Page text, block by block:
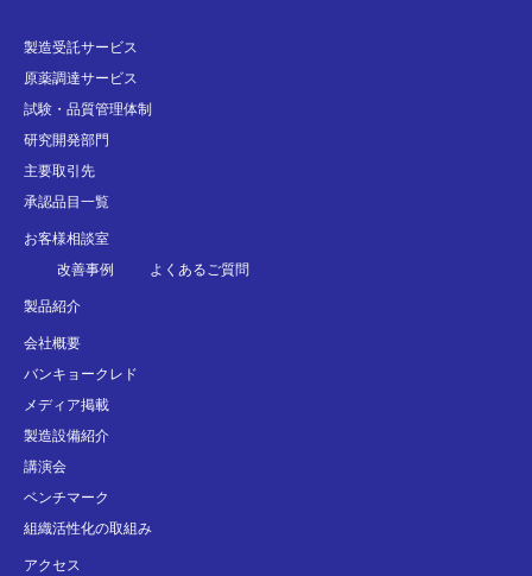
製造受託サービス
原薬調達サービス
試験・品質管理体制
研究開発部門
主要取引先
承認品目一覧
お客様相談室
改善事例
よくあるご質問
製品紹介
会社概要
バンキョークレド
メディア掲載
製造設備紹介
講演会
ベンチマーク
組織活性化の取組み
アクセス